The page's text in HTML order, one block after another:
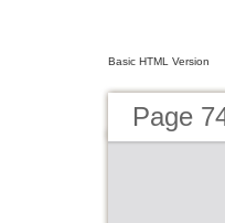
Basic HTML Version